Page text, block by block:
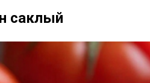
саклый